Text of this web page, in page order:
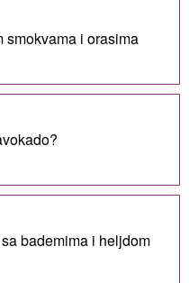
smokvama i orasima
bademima i heljdom